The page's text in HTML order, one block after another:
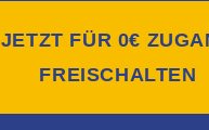
JETZT FÜR 0€
FREISCHALTEN